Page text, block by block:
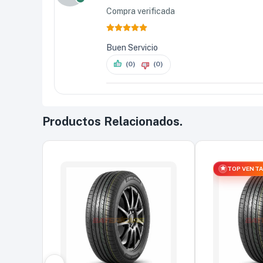
Compra verificada
Buen Servicio
(0) (0)
Productos Relacionados.
TOP